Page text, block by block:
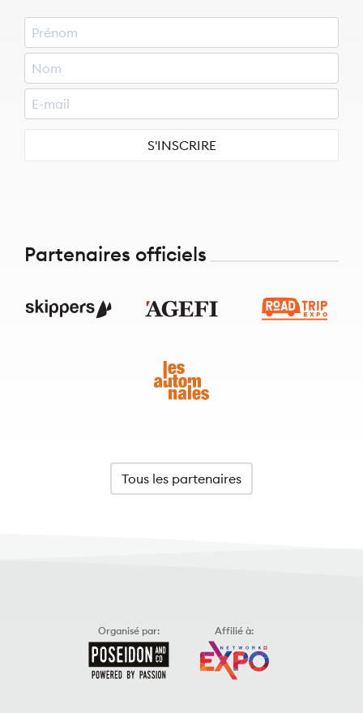
S'INSCRIRE
Partenaires officiels
Tous les partenaires
Organisé par: Affilié à: